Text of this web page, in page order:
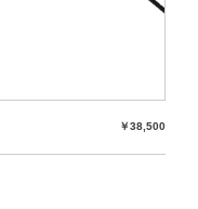
￥38,500